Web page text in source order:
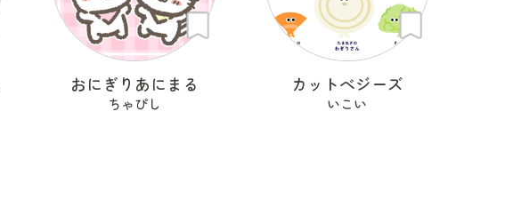
おにぎりあにまる
ちゃぴし
カットべジーズ
いこい